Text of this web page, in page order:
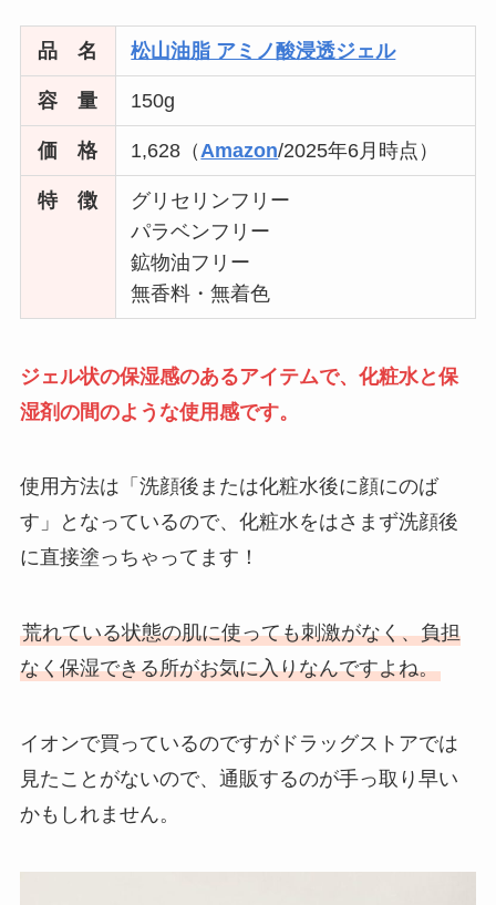
品 名 松山油脂 アミノ酸浸透ジェル
容 量 150g
価 格 1,628（ Amazon/2025年6月時点）
特 徴
グリセリンフリー
パラベンフリー
鉱物油フリー
無香料・無着色
ジェル状の保湿感のあるアイテムで、化粧水と保
湿剤の間のような使用感です。
使用方法は「洗顔後または化粧水後に顔にのば
す」となっているので、化粧水をはさまず洗顔後
に直接塗っちゃってます！
荒れている状態の肌に使っても刺激がなく、負担
なく保湿できる所がお気に入りなんですよね。
イオンで買っているのですがドラッグストアでは
見たことがないので、通販するのが手っ取り早い
かもしれません。